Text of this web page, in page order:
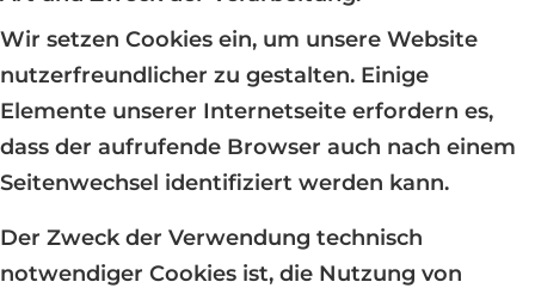
Wir setzen Cookies ein, um unsere Website
nutzerfreundlicher zu gestalten. Einige
Elemente unserer Internetseite erfordern es,
dass der aufrufende Browser auch nach einem
Seitenwechsel identifiziert werden kann.
Der Zweck der Verwendung technisch
notwendiger Cookies ist, die Nutzung von